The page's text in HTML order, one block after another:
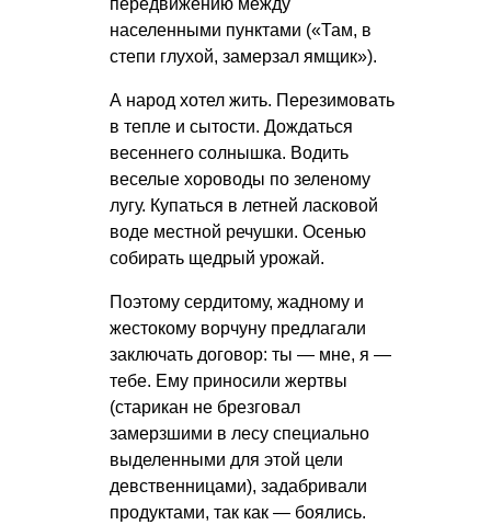
населенными пунктами («Там, в
степи глухой, замерзал ямщик»).
А народ хотел жить. Перезимовать
в тепле и сытости. Дождаться
весеннего солнышка. Водить
веселые хороводы по зеленому
лугу. Купаться в летней ласковой
воде местной речушки. Осенью
собирать щедрый урожай.
Поэтому сердитому, жадному и
жестокому ворчуну предлагали
заключать договор: ты — мне, я —
тебе. Ему приносили жертвы
(старикан не брезговал
замерзшими в лесу специально
выделенными для этой цели
девственницами), задабривали
продуктами, так как — боялись.